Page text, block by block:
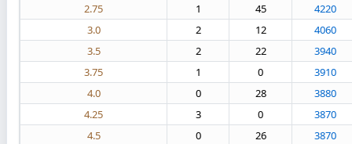
2.75
1 45
4220
3.0
2 12
4060
3.5
2 22
3940
3.75
1 0
3910
4.0
0 28
3880
4.25
3 0
3870
4.5
0 26
3870